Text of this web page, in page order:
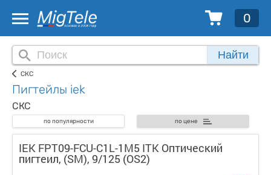
0
Найти
СКС
Пигтейлы iek
СКС
по популярности по цене
IEK FPT09-FCU-C1L-1M5 ITK Оптический
пигтеил, (SM), 9/125 (OS2)